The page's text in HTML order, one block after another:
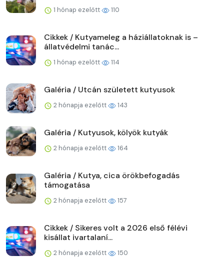
1 hónap ezelőtt 110
Cikkek / Kutyameleg a háziállatoknak is –
állatvédelmi tanác...
1 hónap ezelőtt 114
Galéria / Utcán született kutyusok
2 hónapja ezelőtt 143
Galéria / Kutyusok, kölyök kutyák
2 hónapja ezelőtt 164
Galéria / Kutya, cica örökbefogadás
támogatása
2 hónapja ezelőtt 157
Cikkek / Sikeres volt a 2026 első félévi
kisállat ivartalaní...
2 hónapja ezelőtt 150